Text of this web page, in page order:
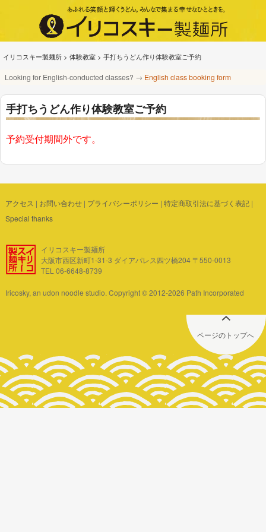
イリコスキー製麺所 > 体験教室 > 手打ちうどん作り体験教室ご予約
Looking for English-conducted classes? → English class booking form
手打ちうどん作り体験教室ご予約
予約受付期間外です。
アクセス | お問い合わせ| プライバシーポリシー | 特定商取引法に基づく表記|
Special thanks
イリコスキー製麺所
大阪市西区新町1-31-3 ダイアパレス四ツ橋204 〒550-0013
TEL 06-6648-8739
Iricosky, an udon noodle studio. Copyright © 2012-2026 Path Incorporated
ページのトップへ